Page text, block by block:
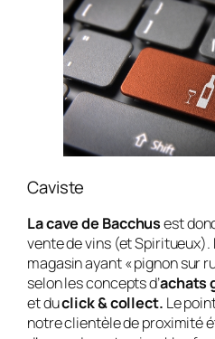
Caviste
La cave de Bacchusest
vente de vins (et Spiritueux).
magasin ayant « pignon sur
selon les concepts d’achats
et duclick & collect. Le
notre clientèle de proximité